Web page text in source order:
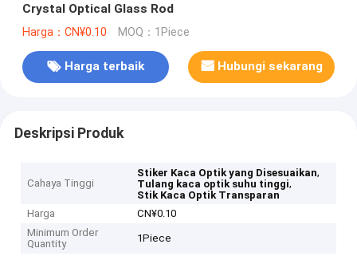
Crystal Optical Glass Rod
Harga：CN¥0.10 MOQ：1Piece
Harga terbaik Hubungi sekarang
Deskripsi Produk
Cahaya Tinggi
Stiker Kaca Optik yang Disesuaikan,
Tulang kaca optik suhu tinggi,
Stik Kaca Optik Transparan
Harga
CN¥0.10
Minimum Order
Quantity
1Piece